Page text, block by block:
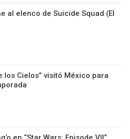
al elenco de Suicide Squad (El
los Cielos” visitó México para